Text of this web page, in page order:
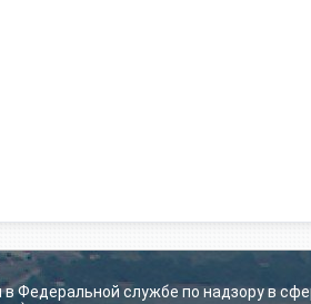
в Федеральной службе по надзору в